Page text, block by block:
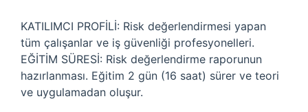
KATILIMCI PROFİLİ: Risk değerlendirmesi yapan
tüm çalışanlar ve iş güvenliği profesyonelleri.
EĞİTİM SÜRESİ: Risk değerlendirme raporunun
hazırlanması. Eğitim 2 gün (16 saat) sürer ve teori
ve uygulamadan oluşur.